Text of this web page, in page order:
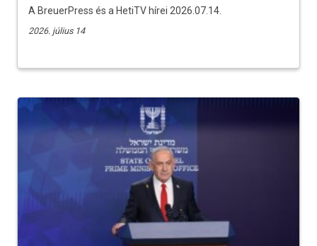
A BreuerPress és a HetiTV hírei 2026.07.14.
2026. július 14